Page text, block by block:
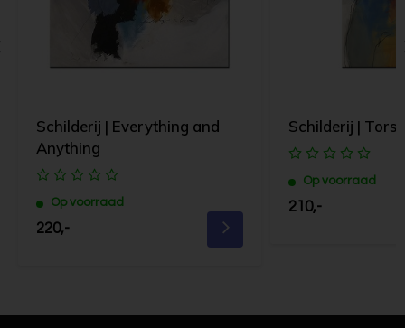
Schilderij | Everything and
Anything
Op voorraad
220,-
Schilderij | Torso
Op voorraad
210,-